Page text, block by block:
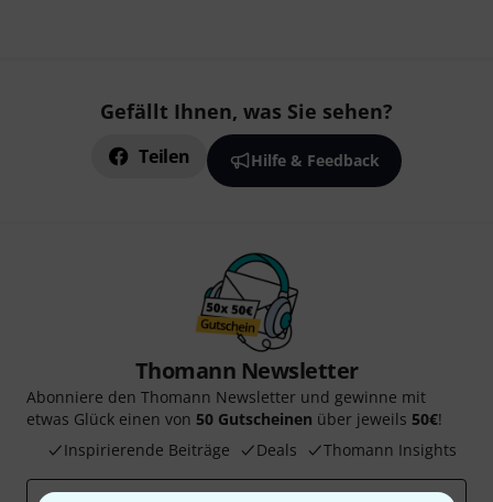
Gefällt Ihnen, was Sie sehen?
Teilen Hilfe & Feedback
Thomann Newsletter
Abonniere den Thomann Newsletter und gewinne mit
etwas Glück einen von 50 Gutscheinen über jeweils 50€!
Inspirierende Beiträge
Deals Thomann Insights